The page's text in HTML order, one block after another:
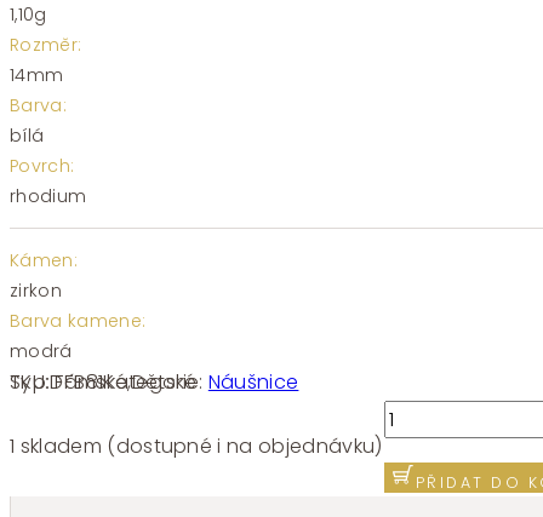
1,10g
Rozměr:
14mm
Barva:
bílá
Povrch:
rhodium
Kámen:
zirkon
Barva kamene:
modrá
SKU:FFB81Kategorie: Náušnice
Typ:Dámské,Dětské
1 skladem (dostupné i na objednávku)
Stříbrné
single
náušnice
Brosway
PŘIDAT DO